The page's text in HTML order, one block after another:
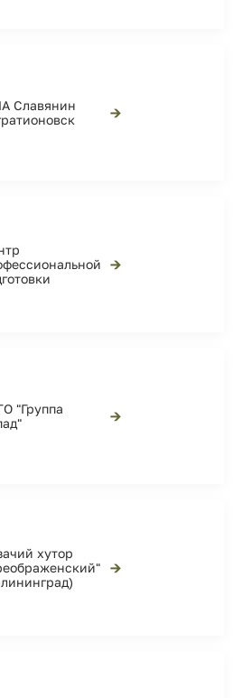
Славянин
→
→
"Группа
→
хутор
→